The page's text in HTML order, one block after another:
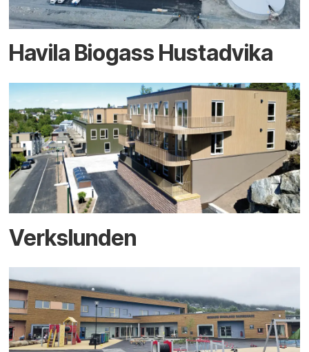
Havila Biogass Hustadvika
Verkslunden